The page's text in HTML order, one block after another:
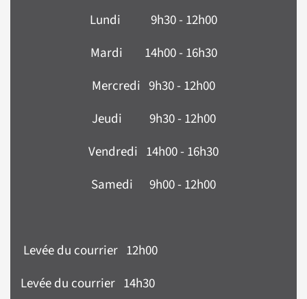
Lundi 9h30 - 12h00
Mardi 14h00 - 16h30
Mercredi 9h30 - 12h00
Jeudi 9h30 - 12h00
Vendredi 14h00 - 16h30
Samedi 9h00 - 12h00
Levée du courrier 12h00
Levée du courrier 14h30